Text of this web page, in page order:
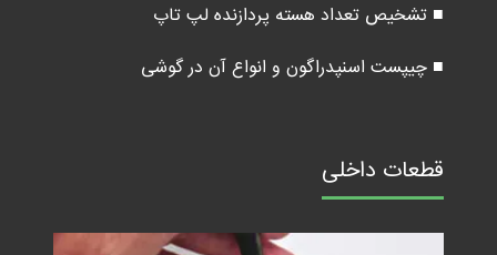
■ تشخیص تعداد هسته پردازنده لپ تاپ
■ چیپست اسنپدراگون و انواع آن در گوشی
قطعات داخلی